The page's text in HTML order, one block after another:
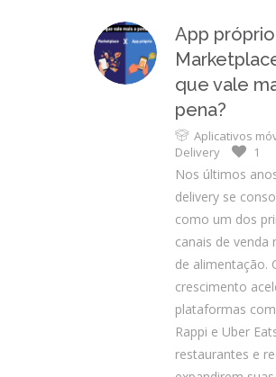
App
que vale
pena?
Aplicativos
Delivery
1
Nos últimos
delivery se
como um dos
canais de venda
de alimentação.
crescimento
plataformas
Rappi e Uber
restaurantes e